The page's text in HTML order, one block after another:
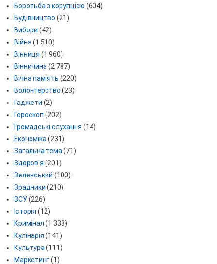
Боротьба з корупцією (604)
Будівництво (21)
Вибори (42)
Війна (1 510)
Вінниця (1 960)
Вінничина (2 787)
Вічна пам'ять (220)
Волонтерство (23)
Гаджети (2)
Гороскоп (202)
Громадські слухання (14)
Економіка (231)
Загальна тема (71)
Здоров'я (201)
Зеленський (100)
Зрадники (210)
ЗСУ(226)
Історія (12)
Кримінал (1 333)
Кулінарія (141)
Культура (111)
Маркетинг(1)